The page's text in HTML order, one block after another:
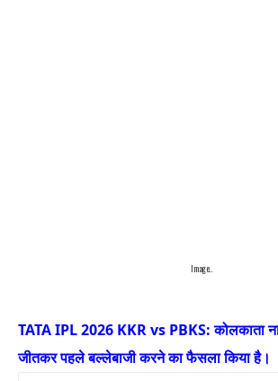
Image..
TATA IPL 2026 KKR vs PBKS: कोलकाता
जीतकर पहले बल्लेबाजी करने का फैसला किया है।